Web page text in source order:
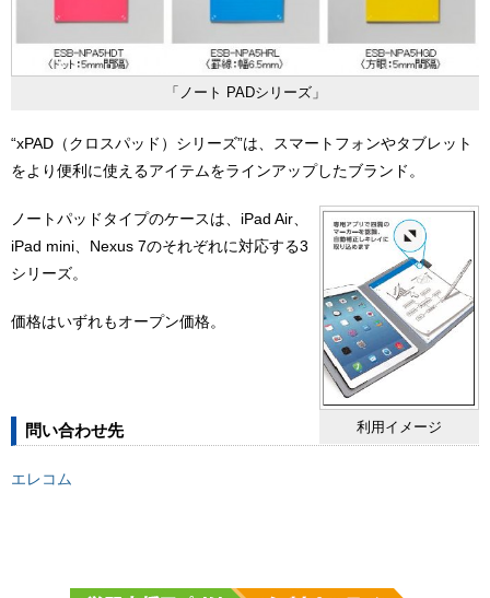
「ノート PADシリーズ」
“xPAD（クロスパッド）シリーズ”は、スマートフォンやタブレット
をより便利に使えるアイテムをラインアップしたブランド。
利用イメージ
ノートパッドタイプのケースは、iPad Air、
iPad mini、Nexus 7のそれぞれに対応する3
シリーズ。
価格はいずれもオープン価格。
問い合わせ先
エレコム